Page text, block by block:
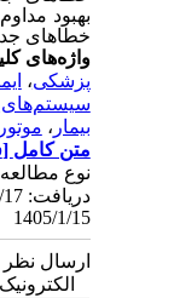
بهبود
خطاهای
واژه‌های
پزشکی،
سیستم‌های
بیمار،
متن کامل[PDF 566 kb]
نوع مطالعه:
1405/1/15
ارسال نظر